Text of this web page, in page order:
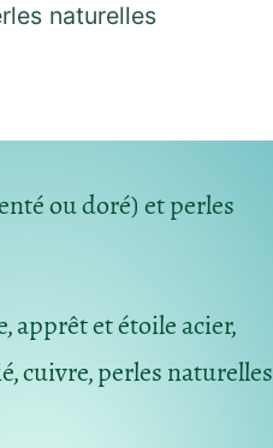
naturelles
ou doré) et perles
apprêt et étoile acier,
cuivre, perles naturelles